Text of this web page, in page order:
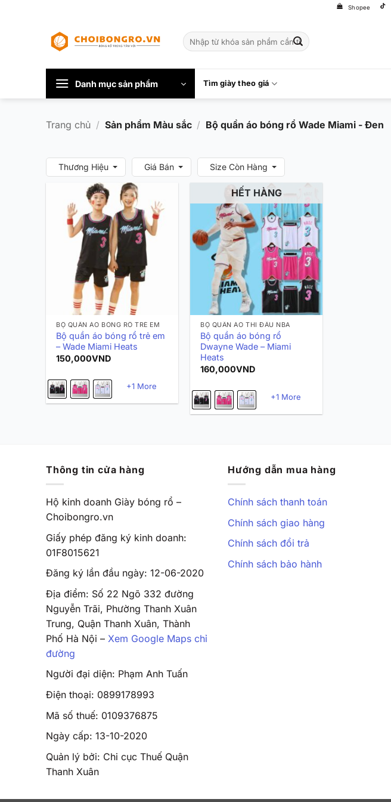
Shopee
kiếm:
Danh mục sản phẩm Tìm giày theo giá
Trang chủ / Sản phẩm Màu sắc / Bộ quần áo bóng rổ Wade Miami - Đen
Thương Hiệu Giá Bán Size Còn Hàng
BỘ QUẦN ÁO BÓNG RỔ TRẺ EM
Bộ quần áo bóng rổ trẻ em
– Wade Miami Heats
150,000VND
+1 More
HẾT HÀNG
BỘ QUẦN ÁO THI ĐẤU NBA
Bộ quần áo bóng rổ
Dwayne Wade – Miami
Heats
160,000VND
+1 More
Thông tin cửa hàng
Hộ kinh doanh Giày bóng rổ –
Choibongro.vn
Giấy phép đăng ký kinh doanh:
01F8015621
Đăng ký lần đầu ngày: 12-06-2020
Địa điểm: Số 22 Ngõ 332 đường
Nguyễn Trãi, Phường Thanh Xuân
Trung, Quận Thanh Xuân, Thành
Phố Hà Nội – Xem Google Maps chỉ
đường
Người đại diện: Phạm Anh Tuấn
Điện thoại: 0899178993
Mã số thuế: 0109376875
Ngày cấp: 13-10-2020
Quản lý bởi: Chi cục Thuế Quận
Thanh Xuân
Hướng dẫn mua hàng
Chính sách thanh toán
Chính sách giao hàng
Chính sách đổi trả
Chính sách bảo hành